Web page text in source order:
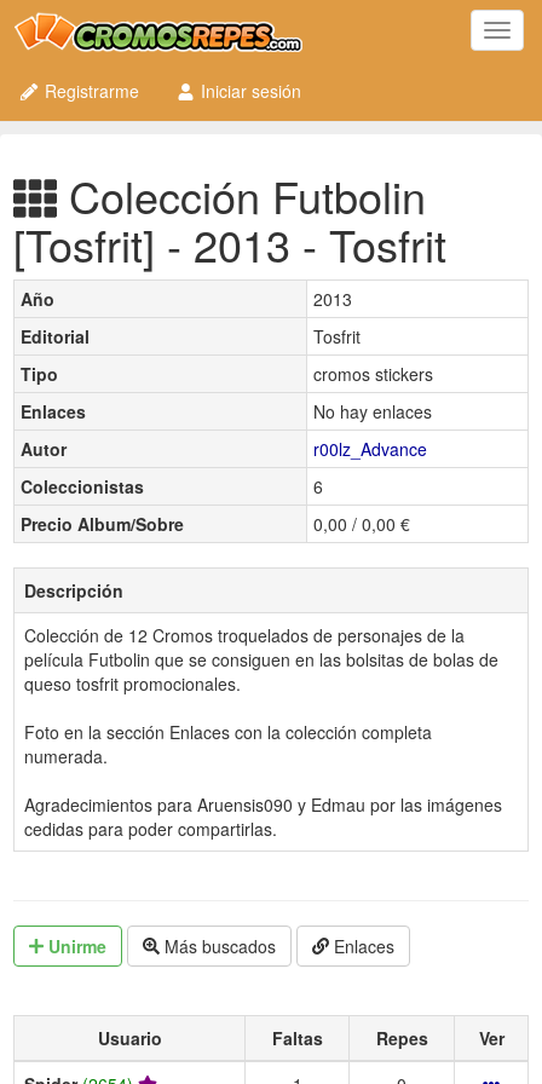
Registrarme
Iniciar sesión
Colección Futbolin
[Tosfrit] - 2013 - Tosfrit
Año
2013
Editorial
Tosfrit
Tipo
cromos stickers
Enlaces
No hay enlaces
Autor
r00lz_Advance
Coleccionistas
6
Precio Album/Sobre
0,00 / 0,00 €
Descripción
Colección de 12 Cromos troquelados de personajes de la
película Futbolin que se consiguen en las bolsitas de bolas de
queso tosfrit promocionales.
Foto en la sección Enlaces con la colección completa
numerada.
Agradecimientos para Aruensis090 y Edmau por las imágenes
cedidas para poder compartirlas.
Unirme Más buscados Enlaces
Usuario Faltas Repes
Ver